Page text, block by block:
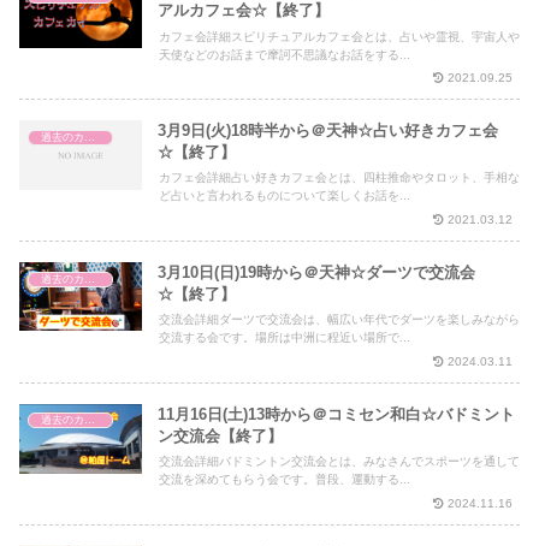
アルカフェ会☆【終了】
カフェ会詳細スピリチュアルカフェ会とは、占いや霊視、宇宙人や
天使などのお話まで摩訶不思議なお話をする...
2021.09.25
3月9日(火)18時半から＠天神☆占い好きカフェ会
☆【終了】
カフェ会詳細占い好きカフェ会とは、四柱推命やタロット、手相な
ど占いと言われるものについて楽しくお話を...
2021.03.12
3月10日(日)19時から＠天神☆ダーツで交流会
☆【終了】
交流会詳細ダーツで交流会は、幅広い年代でダーツを楽しみながら
交流する会です。場所は中洲に程近い場所で...
2024.03.11
過去のカフェ会
11月16日(土)13時から＠コミセン和白☆バドミント
ン交流会【終了】
交流会詳細バドミントン交流会とは、みなさんでスポーツを通して
交流を深めてもらう会です。普段、運動する...
2024.11.16